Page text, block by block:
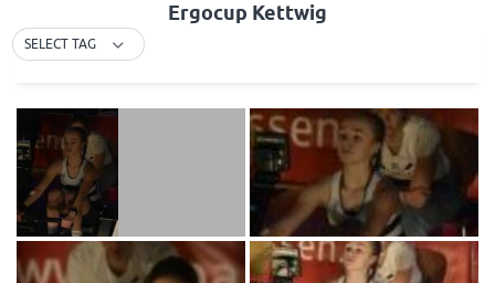
Ergocup Kettwig
SELECT TAG